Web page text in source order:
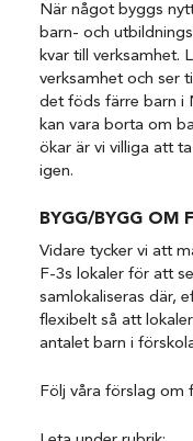
När något byggs
barn- och
kvar till verksamhet.
verksamhet och ser
det föds färre barn i
kan vara borta om
ökar är vi villiga att
igen.
BYGG/BYGG OM
Vidare tycker vi att
F-3s lokaler för att
samlokaliseras där,
flexibelt så att
antalet barn i
Följ våra förslag om